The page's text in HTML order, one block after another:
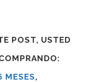
POST, USTED
MESES,